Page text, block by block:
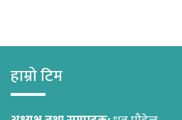
हाम्रो टिम